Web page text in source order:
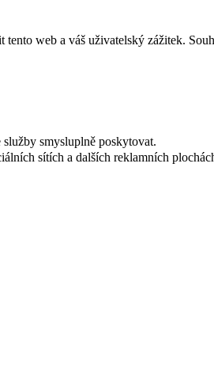
web a váš uživatelský zážitek.
smysluplně poskytovat.
sítích a dalších reklamních